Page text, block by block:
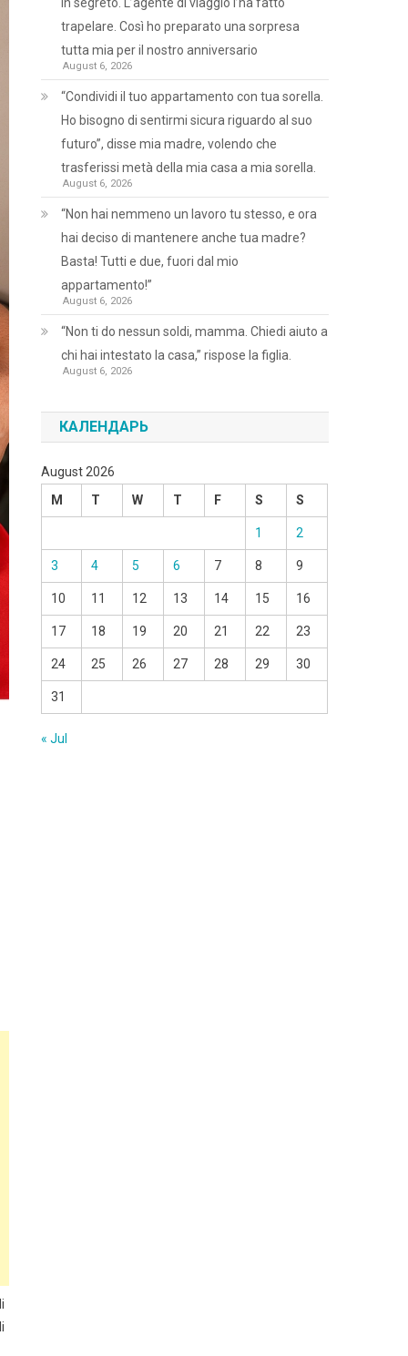
trapelare. Così ho preparato una sorpresa
tutta mia per il nostro anniversario
August 6, 2026
“Condividi il tuo appartamento con tua sorella.
Ho bisogno di sentirmi sicura riguardo al suo
futuro”, disse mia madre, volendo che
trasferissi metà della mia casa a mia sorella.
August 6, 2026
“Non hai nemmeno un lavoro tu stesso, e ora
hai deciso di mantenere anche tua madre?
Basta! Tutti e due, fuori dal mio
appartamento!”
August 6, 2026
“Non ti do nessun soldi, mamma. Chiedi aiuto a
chi hai intestato la casa,” rispose la figlia.
August 6, 2026
КАЛЕНДАРЬ
August 2026
M
T W T F S S
1 2
3 4 5 6 7 8 9
10 11 12 13 14 15 16
17 18 19 20 21 22 23
24 25 26 27 28 29 30
31
« Jul